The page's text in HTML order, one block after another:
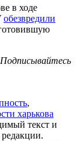
в ходе
обезвредили
,
харькова
текст и